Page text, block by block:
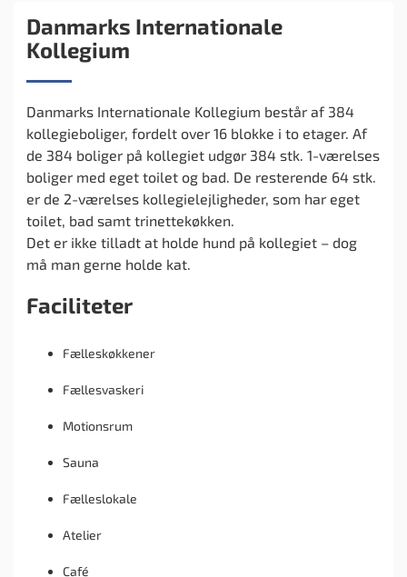
Danmarks Internationale
Kollegium
Danmarks Internationale Kollegium består af 384
kollegieboliger, fordelt over 16 blokke i to etager. Af
de 384 boliger på kollegiet udgør 384 stk. 1-værelses
boliger med eget toilet og bad. De resterende 64 stk.
er de 2-værelses kollegielejligheder, som har eget
toilet, bad samt trinettekøkken.
Det er ikke tilladt at holde hund på kollegiet – dog
må man gerne holde kat.
Faciliteter
Fælleskøkkener
Fællesvaskeri
Motionsrum
Sauna
Fælleslokale
Atelier
Café